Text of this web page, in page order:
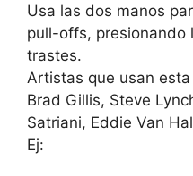
Usa las dos manos
pull-offs, presionando
trastes.
Artistas que usan
Brad Gillis, Steve
Satriani, Eddie Van
Ej: